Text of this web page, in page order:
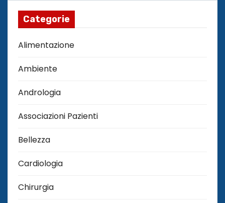
Categorie
Alimentazione
Ambiente
Andrologia
Associazioni Pazienti
Bellezza
Cardiologia
Chirurgia